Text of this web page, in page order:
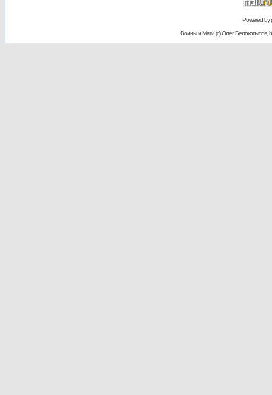
Powered by
Воины и Маги (c) Олег Белокопытов,